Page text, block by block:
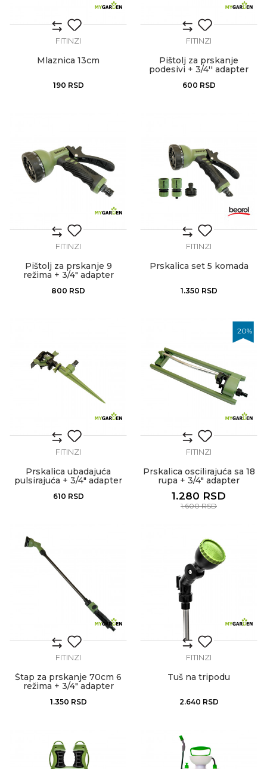
FITINZI
Mlaznica 13cm
190 RSD
FITINZI
Pištolj za prskanje
podesivi + 3/4'' adapter
600 RSD
FITINZI
Pištolj za prskanje 9
režima + 3/4" adapter
800 RSD
FITINZI
Prskalica set 5 komada
1.350 RSD
FITINZI
Prskalica ubadajuća
pulsirajuća + 3/4" adapter
610 RSD
20%
FITINZI
Prskalica oscilirajuća sa 18
rupa + 3/4" adapter
1.280 RSD
1.600RSD
FITINZI
Štap za prskanje 70cm 6
režima + 3/4" adapter
1.350 RSD
FITINZI
Tuš na tripodu
2.640 RSD